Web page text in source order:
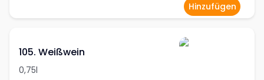
Hinzufügen
105. Weißwein
0,75l